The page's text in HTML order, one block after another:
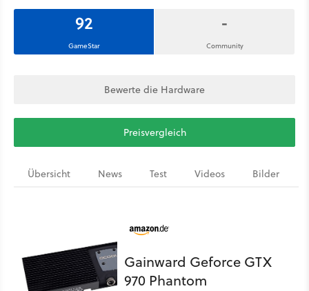
92
GameStar
-
Community
Bewerte die Hardware
Preisvergleich
Übersicht News Test Videos Bilder
Gainward Geforce GTX
970 Phantom